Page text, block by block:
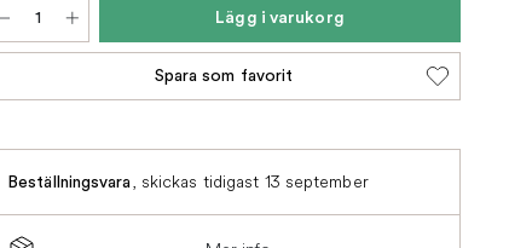
Lägg i varukorg
Spara som favorit
Beställningsvara, skickas tidigast 13 september